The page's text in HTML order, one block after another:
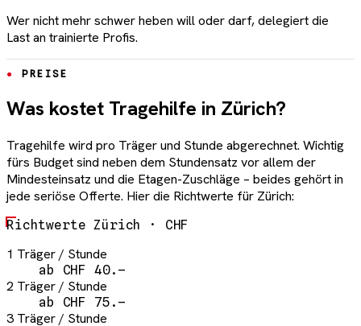
Wer nicht mehr schwer heben will oder darf, delegiert die
Last an trainierte Profis.
PREISE
Was kostet Tragehilfe in Zürich?
Tragehilfe wird pro Träger und Stunde abgerechnet. Wichtig
fürs Budget sind neben dem Stundensatz vor allem der
Mindesteinsatz und die Etagen-Zuschläge – beides gehört in
jede seriöse Offerte. Hier die Richtwerte für Zürich:
Richtwerte Zürich · CHF
1 Träger / Stunde
ab CHF 40.–
2 Träger / Stunde
ab CHF 75.–
3 Träger / Stunde